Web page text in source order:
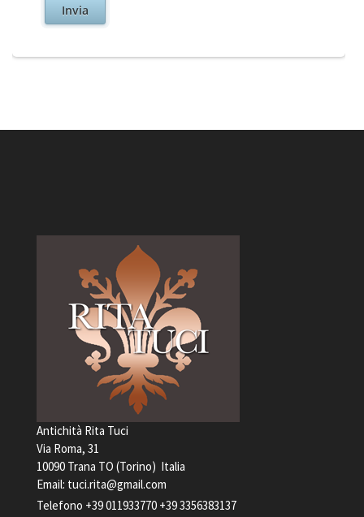
Antichità Rita Tuci
Via Roma, 31
10090 Trana TO (Torino) Italia
Email: tuci.rita@gmail.com
Telefono +39 011933770 +39 3356383137